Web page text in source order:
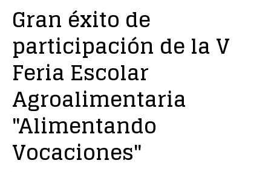
Gran éxito de
participación de la V
Feria Escolar
Agroalimentaria
"Alimentando
Vocaciones"